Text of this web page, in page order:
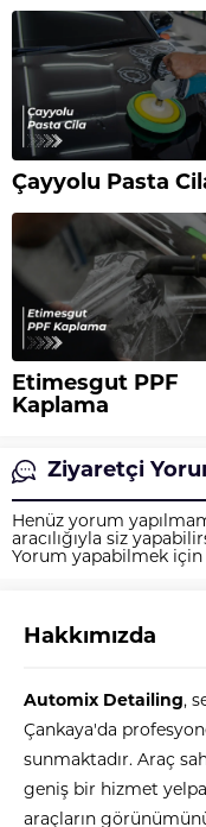
Çayyolu Pasta
Etimesgut PPF
Kaplama
Ziyaretçi
Henüz yorum
aracılığıyla siz
Yorum yapabilmek için
Hakkımızda
Automix Detailing,
Çankaya'da
sunmaktadır. Araç
geniş bir hizmet
araçların
Automix